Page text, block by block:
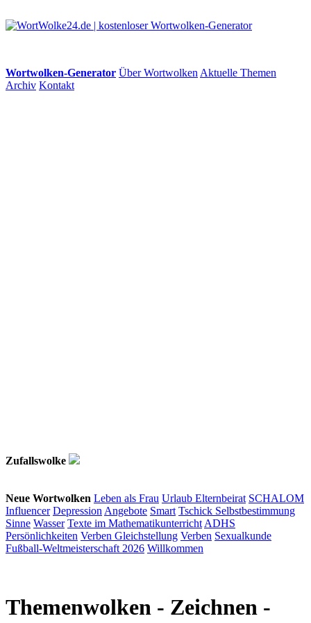
Wortwolken-Generator Über Wortwolken Aktuelle Themen
Archiv Kontakt
Zufallswolke
Neue Wortwolken Leben als Frau Urlaub Elternbeirat SCHALOM
Influencer Depression Angebote Smart Tschick Selbstbestimmung
Sinne Wasser Texte im Mathematikunterricht ADHS
Persönlichkeiten Verben Gleichstellung Verben Sexualkunde
Fußball-Weltmeisterschaft 2026 Willkommen
Themenwolken - Zeichnen -